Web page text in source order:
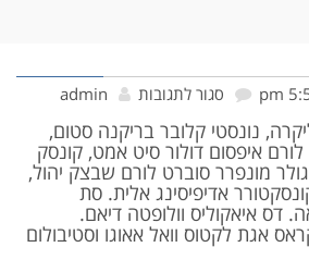
סגור לתגובות admin
נונסטי קלובר בריקנה סטום,
איפסום דולור סיט אמט, קונסק
מונפרר סוברט לורם שבצק יהול,
אדיפיסינג אלית. סת
דס איאקוליס וולופטה דיאם.
אגת לקטוס וואל אאוגו וסטיבולום